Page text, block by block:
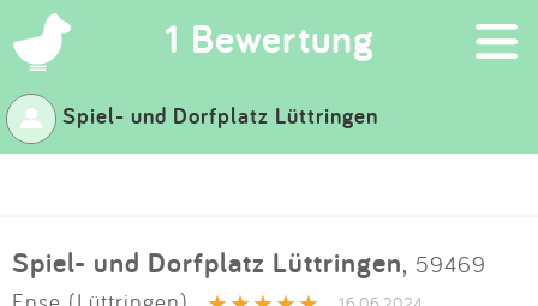
1 Bewertung ×
Suchen
App
Spiel- und Dorfplatz Lüttringen
Spiel- und Dorfplatz Lüttringen, 59469